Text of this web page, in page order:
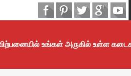
உங்கள் அருகில் உள்ள